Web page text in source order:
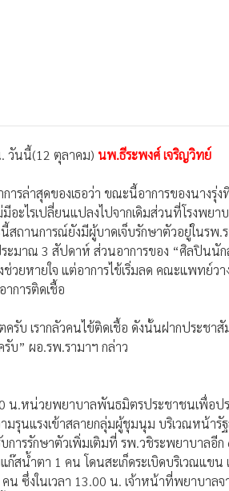
วันนี้(12 ตุลาคม) นพ.ธีระพงศ์ เจริญวิทย์
ารล่าสุดของเธอว่า ขณะนี้อาการของนางรุ่
อะไรเปลี่ยนแปลงไปจากเดิมส่วนที่โรงพยา
สถานการณ์ยังมีผู้บาดเจ็บรักษาตัวอยู่ในรพ.
ะมาณ 3 สัปดาห์ ส่วนอาการของ “ศิลปินนัก
ช่วยหายใจ แต่อาการไข้เริ่มลด คณะแพทย์
การติดเชื้อ
รับ เรากลัวคนไข้ติดเชื้อ ดังนั้นฝากประชา
บ” ผอ.รพ.รามาฯ กล่าว
น.หน่วยพยาบาลพันธมิตรประชาชนเพื่อปร
มรุนแรงเข้าสลายกลุ่มผู้ชุมนุม บริเวณหน้า
การรักษาตัวเพิ่มเติมที่ รพ.วชิระพยาบาลอี
ก๊สน้ำตา 1 คน โดนสะเก็ดระเบิดบริเวณแ
น ซึ่งในเวลา 13.00 น. เจ้าหน้าที่พยาบาล